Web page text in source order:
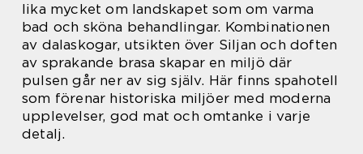
lika mycket om landskapet som om varma
bad och sköna behandlingar. Kombinationen
av dalaskogar, utsikten över Siljan och doften
av sprakande brasa skapar en miljö där
pulsen går ner av sig själv. Här finns spahotell
som förenar historiska miljöer med moderna
upplevelser, god mat och omtanke i varje
detalj.